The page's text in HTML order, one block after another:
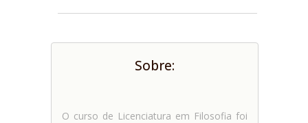
Sobre:
O curso de Licenciatura em Filosofia foi